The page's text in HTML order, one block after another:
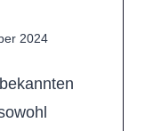
2024